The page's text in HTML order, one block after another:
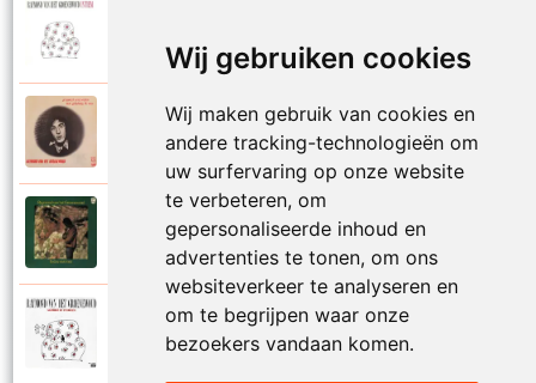
Wij gebruiken cookies
Wij maken gebruik van cookies en
andere tracking-technologieën om
uw surfervaring op onze website
te verbeteren, om
gepersonaliseerde inhoud en
advertenties te tonen, om ons
websiteverkeer te analyseren en
om te begrijpen waar onze
bezoekers vandaan komen.
Mijn leven lang
Raymond Van Het Groenewoud
Mijn lieve schatje
Raymond Van Het Groenewoud
Mijn schoolgaande jeugd
Raymond Van Het Groenewoud
Mijnheer de postbode